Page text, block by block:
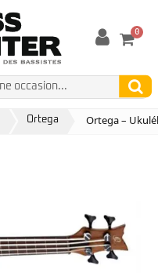
0
Ortega Ortega –